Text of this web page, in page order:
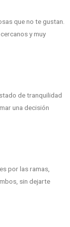
que no te gustan.
y muy
de tranquilidad
una decisión
por las ramas,
sin dejarte